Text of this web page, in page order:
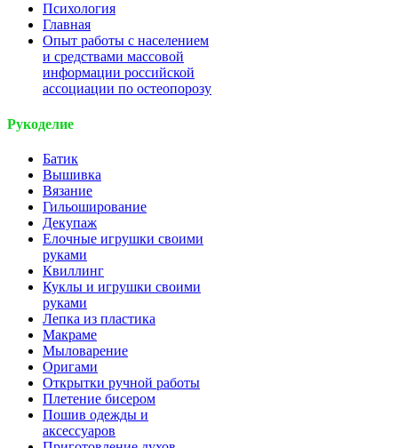
Психология
Главная
Опыт работы с населением
и средствами массовой
информации российской
ассоциации по остеопорозу
Рукоделие
Батик
Вышивка
Вязание
Гильоширование
Декупаж
Елочные игрушки своими
руками
Квиллинг
Куклы и игрушки своими
руками
Лепка из пластика
Макраме
Мыловарение
Оригами
Открытки ручной работы
Плетение бисером
Пошив одежды и
аксессуаров